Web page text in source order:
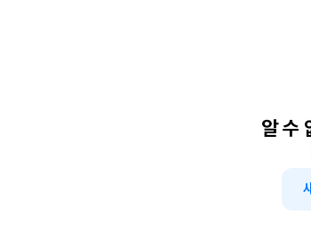
알 수